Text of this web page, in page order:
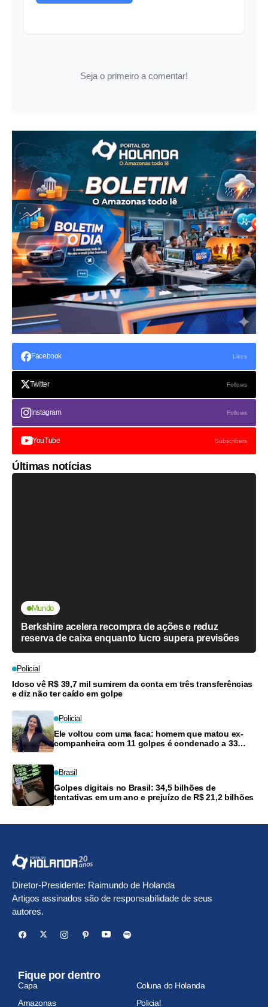
Seja o primeiro a comentar!
Facebook Likes
Twitter Follows
Instagram Follows
YouTube Subscribers
Últimas notícias
Mundo
Berkshire acelera recompra de ações e reduz
reserva de caixa enquanto lucro supera previsões
Policial
Idoso vê R$ 39,7 mil sumirem da conta em três transferências
e diz não ter caído em golpe
Policial
Ele voltou com uma faca: homem que matou ex-
companheira com 11 golpes é condenado a 33
Brasil
Golpes digitais no Brasil: 34,5 bilhões de
tentativas em um ano e prejuízo de R$ 21,2 bilhões
Diretor-Presidente: Raimundo de Holanda
Artigos assinados são de responsabilidade de seus
autores.
Fique por dentro
Capa
Coluna do Holanda
Amazonas
Policial